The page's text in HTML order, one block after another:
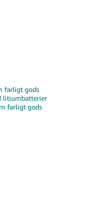
farligt gods
litiumbatterier
farligt gods